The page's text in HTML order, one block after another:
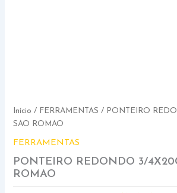
Início / FERRAMENTAS / PONTEIRO
SAO ROMAO
FERRAMENTAS
PONTEIRO REDONDO 3/
ROMAO